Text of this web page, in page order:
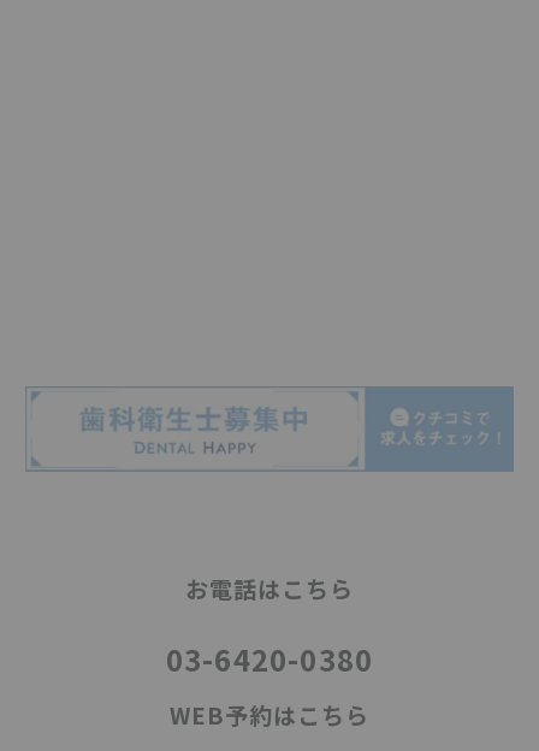
お電話はこちら
03-6420-0380
WEB予約はこちら